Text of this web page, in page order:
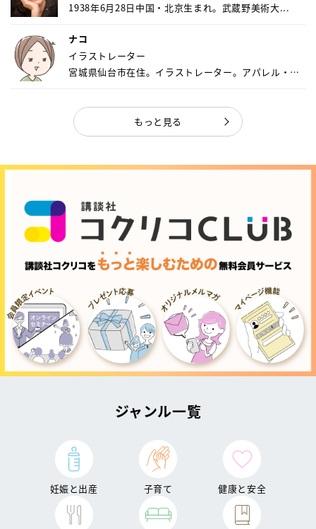
1938年6月28日中国・北京生まれ。武蔵野美術大...
ナコ
イラストレーター
宮城県仙台市在住。イラストレーター。アパレル・キ
もっと見る
ジャンル一覧
妊娠と出産 子育て 健康と安全